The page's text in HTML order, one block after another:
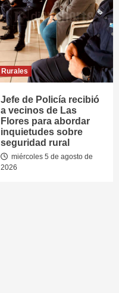
Rurales
Jefe de Policía recibió
a vecinos de Las
Flores para abordar
inquietudes sobre
seguridad rural
miércoles 5 de agosto de
2026